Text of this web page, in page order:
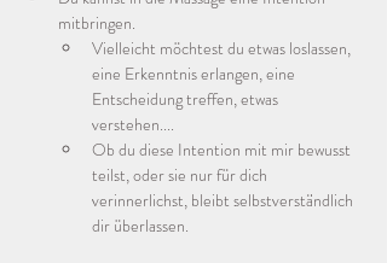
mitbringen.
Vielleicht möchtest du etwas loslassen,
eine Erkenntnis erlangen, eine
Entscheidung treffen, etwas
verstehen....
Ob du diese Intention mit mir bewusst
teilst, oder sie nur für dich
verinnerlichst, bleibt selbstverständlich
dir überlassen.